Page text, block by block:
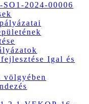
2024-00006
Igal és
völgyében